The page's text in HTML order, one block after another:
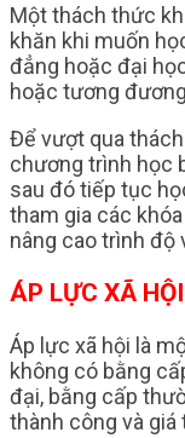
Một thách thức
khăn khi muốn
đẳng hoặc đại
hoặc tương
Để vượt qua
chương trình học
sau đó tiếp tục
tham gia các
nâng cao trình độ
ÁP LỰC XÃ HỘI
Áp lực xã hội là
không có bằng
đại, bằng cấp
thành công và